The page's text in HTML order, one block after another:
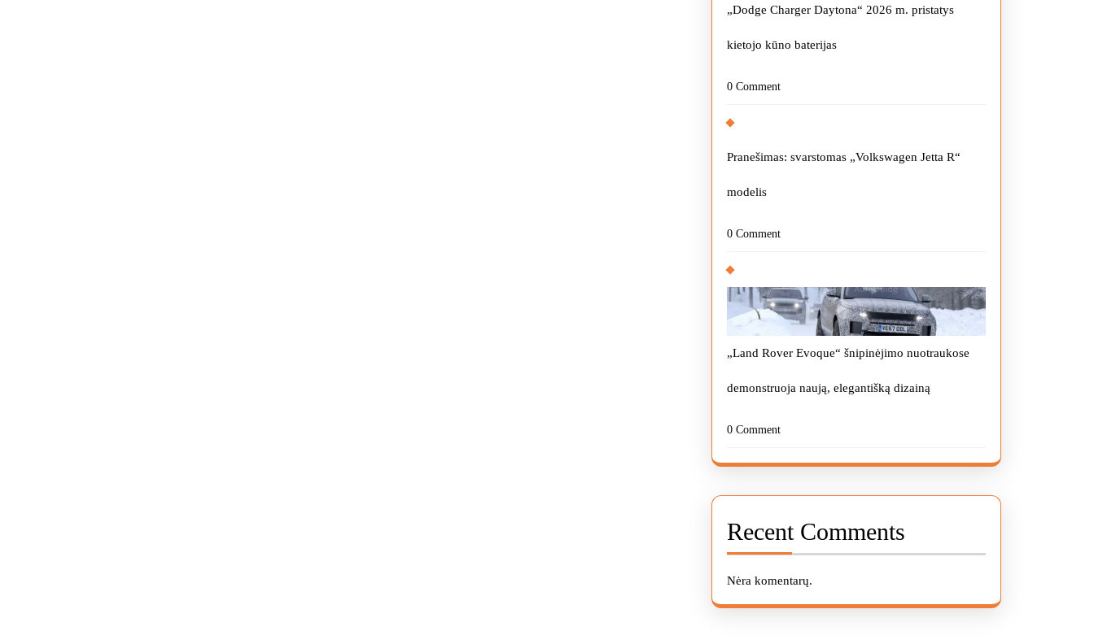
„Dodge Charger Daytona“ 2026 m. pristatys
kietojo kūno baterijas
0 Comment
Pranešimas: svarstomas „Volkswagen Jetta R“
modelis
0 Comment
„Land Rover Evoque“ šnipinėjimo nuotraukose
demonstruoja naują, elegantišką dizainą
0 Comment
Recent Comments
Nėra komentarų.